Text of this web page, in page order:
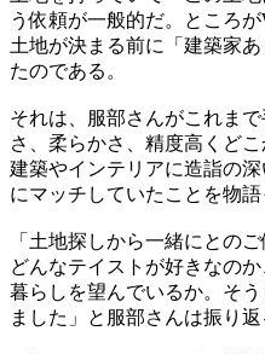
う依頼が一般的だ。ところ
土地が決まる前に「建築家
たのである。
それは、服部さんがこれま
さ、柔らかさ、精度高くど
建築やインテリアに造詣の
にマッチしていたことを物語
「土地探しから一緒にとの
どんなテイストが好きなの
暮らしを望んでいるか。そ
ました」と服部さんは振り返